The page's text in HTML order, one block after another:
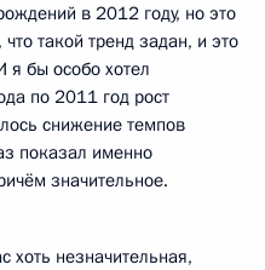
в 2012 году, но это
такой тренд задан, и это
бы особо хотел
по 2011 год рост
снижение темпов
показал именно
значительное.
хоть незначительная,